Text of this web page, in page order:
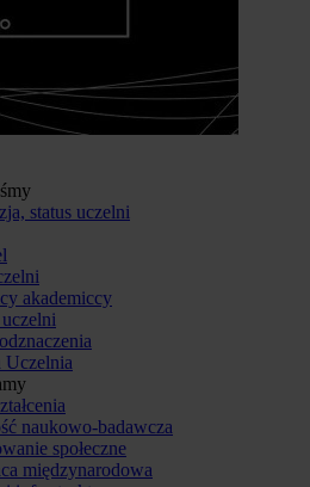
status uczelni
akademiccy
Uczelnia
naukowo-badawcza
społeczne
międzynarodowa